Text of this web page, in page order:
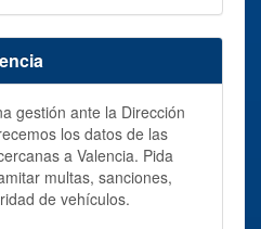
gestión ante la Dirección
los datos de las
a Valencia. Pida
multas, sanciones,
de vehículos.